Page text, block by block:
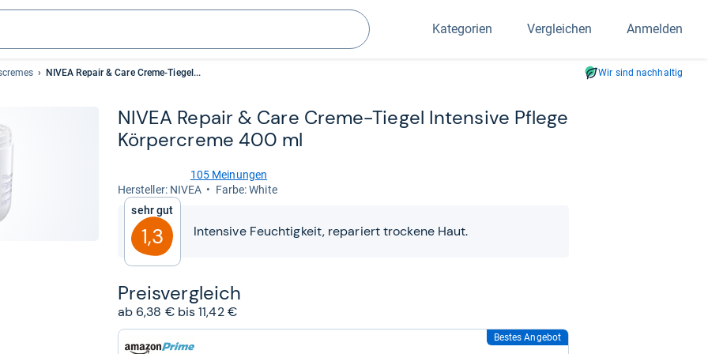
Suchen
Kategorien Vergleichen Anmelden
NIVEA Repair & Care Creme-Tiegel... Wir sind nachhaltig
NIVEA Repair & Care Creme-​Tie­gel Inten­sive Pflege
Kör­per­creme 400 ml
von
Sternen
105 Meinungen
Her­stel­ler: NIVEA
Farbe: White
Sehr gut
1,3 Intensive Feuchtigkeit, repariert trockene Haut.
Preis­ver­gleich
ab 6,38 € bis 11,42 €
Bestes Angebot